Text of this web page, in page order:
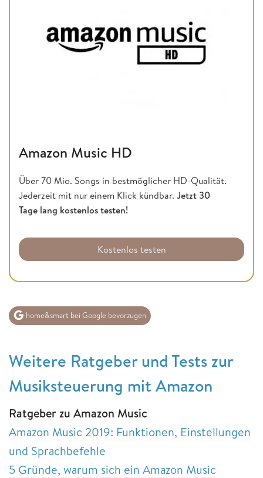
Amazon Music HD
Über 70 Mio. Songs in bestmöglicher HD-Qualität.
Jederzeit mit nur einem Klick kündbar. Jetzt 30
Tage lang kostenlos testen!
Kostenlos testen
home&smart bei Google bevorzugen
Weitere Ratgeber und Tests zur
Musiksteuerung mit Amazon
Ratgeber zu Amazon Music
Amazon Music 2019: Funktionen, Einstellungen
und Sprachbefehle
5 Gründe, warum sich ein Amazon Music